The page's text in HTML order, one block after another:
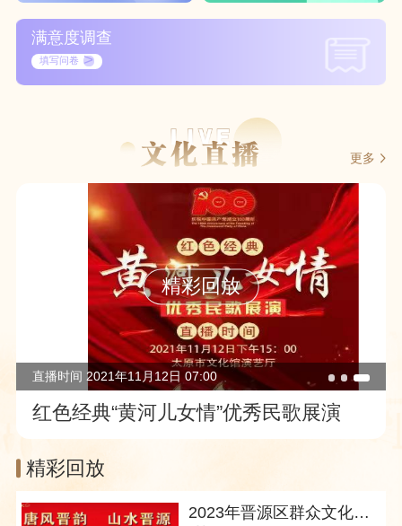
满意度调查
填写问卷 >
更多
精彩回放
直播时间 2021年11月12日 07:00
红色经典“黄河儿女情”优秀民歌展演
精彩回放
2023年晋源区群众文化系列活动启动仪式“舞动晋源”民歌广场舞展演